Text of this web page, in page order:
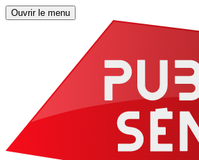
Ouvrir le menu